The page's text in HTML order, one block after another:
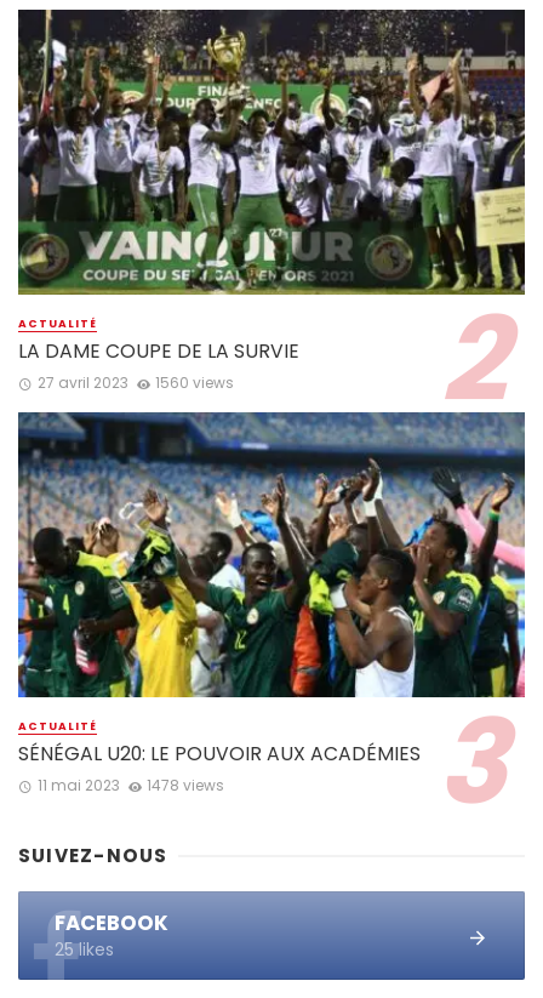
ACTUALITÉ
LA DAME COUPE DE LA SURVIE
27 avril 2023 1560 views
ACTUALITÉ
SÉNÉGAL U20: LE POUVOIR AUX ACADÉMIES
11 mai 2023 1478 views
SUIVEZ-NOUS
FACEBOOK
25 likes